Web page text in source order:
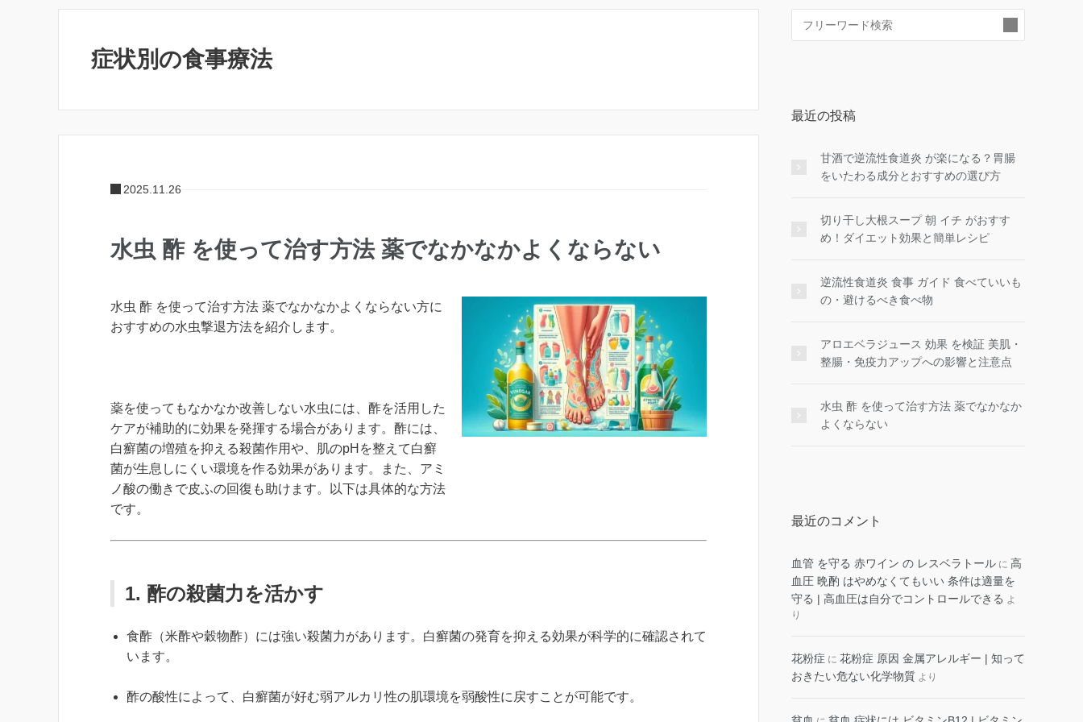
症状別の食事療法
2025.11.26
水虫 酢 を使って治す方法 薬でなかなかよくならない
水虫 酢 を使って治す方法 薬でなかなかよくならない方に
おすすめの水虫撃退方法を紹介します。
薬を使ってもなかなか改善しない水虫には、酢を活用した
ケアが補助的に効果を発揮する場合があります。酢には、
白癬菌の増殖を抑える殺菌作用や、肌のpHを整えて白癬
菌が生息しにくい環境を作る効果があります。また、アミ
ノ酸の働きで皮ふの回復も助けます。以下は具体的な方法
です。
1. 酢の殺菌力を活かす
食酢（米酢や穀物酢）には強い殺菌力があります。白癬菌の発育を抑える効果が科学的に確認されて
います。
酢の酸性によって、白癬菌が好む弱アルカリ性の肌環境を弱酸性に戻すことが可能です。
最近の投稿
甘酒で逆流性食道炎 が楽になる？胃腸
をいたわる成分とおすすめの選び方
切り干し大根スープ 朝 イチ がおすす
め！ダイエット効果と簡単レシピ
逆流性食道炎 食事 ガイド 食べていいも
の・避けるべき食べ物
アロエベラジュース 効果 を検証 美肌・
整腸・免疫力アップへの影響と注意点
水虫 酢 を使って治す方法 薬でなかなか
よくならない
最近のコメント
血管 を守る 赤ワイン の レスベラトール に 高
血圧 晩酌 はやめなくてもいい 条件は適量を
守る | 高血圧は自分でコントロールできる よ
り
花粉症 に 花粉症 原因 金属アレルギー | 知って
おきたい危ない化学物質 より